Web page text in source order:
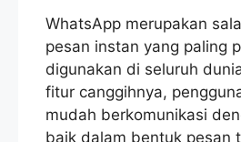
WhatsApp merupakan
pesan instan yang paling
digunakan di seluruh
fitur canggihnya,
mudah berkomunikasi
baik dalam bentuk pesan